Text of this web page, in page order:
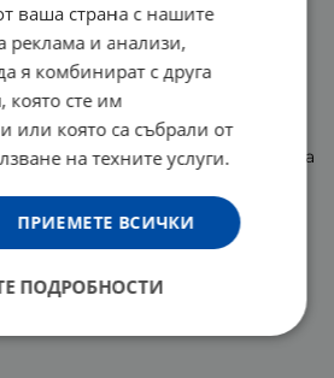
хидратация и грижа за
бариера на скалпа.
за контрол на омазняването.
за комфорт и свежест.
употреба и в продължение на
свежест, лекота и обем в
скалп, масажирайте
Подновете нанасянето,
2 до 3 минути. Изплакнете
ваша страна с нашите
реклама и анализи,
я комбинират с друга
сте им
или която са събрали от
на техните услуги.
ПРИЕМЕТЕ ВСИЧКИ
ПОДРОБНОСТИ